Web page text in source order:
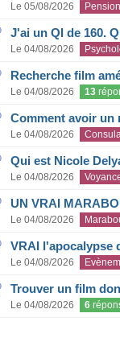
Le 05/08/2026
J'ai un QI de 160.
Le 04/08/2026
Recherche film
Le 04/08/2026 13
Comment avoir un
Le 04/08/2026
Qui est Nicole
Le 04/08/2026
UN VRAI
Le 04/08/2026
VRAI l'apocalypse
Le 04/08/2026
Trouver un film
Le 04/08/2026 6